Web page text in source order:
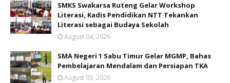
SMKS Swakarsa Ruteng Gelar Workshop
Literasi, Kadis Pendidikan NTT Tekankan
Literasi sebagai Budaya Sekolah
August 04, 2026
SMA Negeri 1 Sabu Timur Gelar MGMP, Bahas
Pembelajaran Mendalam dan Persiapan TKA
August 03, 2026